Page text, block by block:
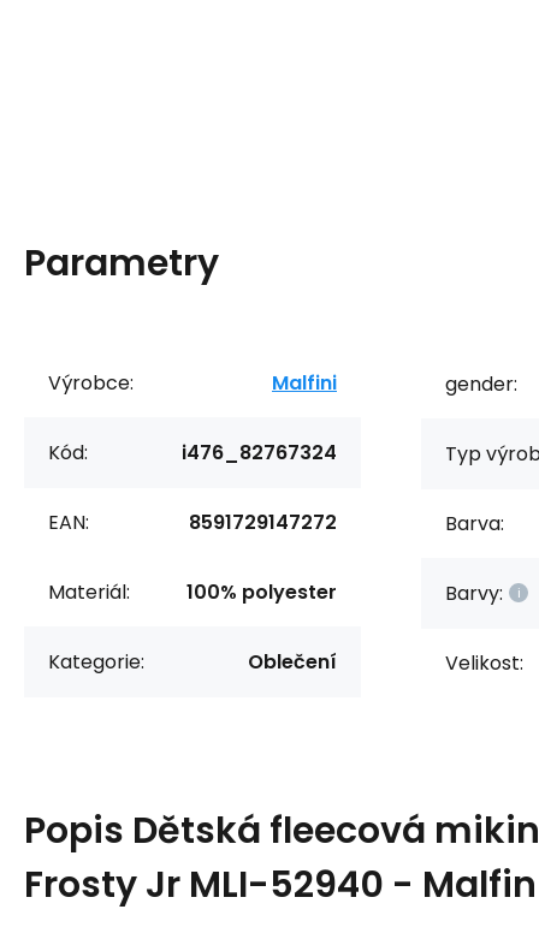
Parametry
Výrobce: Malfini
Kód: i476_82767324
EAN: 8591729147272
Materiál: 100% polyester
Kategorie: Oblečení
gender:
Typ
Barva:
Barvy:
Velikost:
Popis Dětská fleecová
Frosty Jr MLI-52940 -